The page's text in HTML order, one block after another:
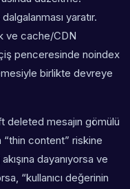
yaratır.
ve cache/CDN
penceresinde noindex
birlikte devreye
deleted mesajın gömülü
“thin content” riskine
dayanıyorsa ve
“kullanıcı değerinin